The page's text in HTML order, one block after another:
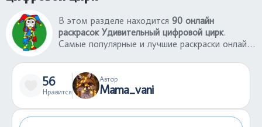
В этом разделе находится 90 онлайн
раскрасок Удивительный цифровой цирк.
Самые популярные и лучшие раскраски онлайн
раскраски онлайн Удивительный цифровой цирк
без ограничений. Для такой онлайн игры
требуется только фантазия и время. В
раскраски онлайн Удивительный цифровой цирк
56
Нравится
Автор
Mama_vani